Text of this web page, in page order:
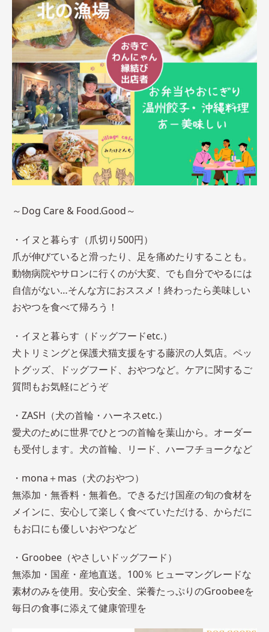
～Dog Care & Food.Good～
​・イヌと暮らす（爪切り500円）
爪が伸びていると滑ったり、足を痛めたりすることも。
動物病院やサロンに行くのが大変、でも自分でやるには
自信がない…そんな方におススメ！終わったら美味しい
おやつを食べて帰ろう！
・イヌと暮らす（ドッグフードetc.）
犬トリミングと保護犬猫支援をする藤沢の人気店。ペッ
トグッズ、ドッグフード、おやつなど。ケアに関するご
質問もお気軽にどうぞ
・ZASH（犬の首輪・ハーネスetc.）
愛犬のために世界でひとつの首輪を葉山から。オーダー
も受付します。犬の首輪、リード、ハーフチョークなど
・mona＋mas（​犬のおやつ）
無添加・無香料・無着色。できるだけ国産の旬の食材を
メインに、安心して楽しく食べていただける、からだに
もお口にも優しいおやつなど
・Groobee（やさしいドッグフード）
無添加・国産・産地直送。100％ ヒューマングレードな
素材のみを使用。安心安全、栄養たっぷりのGroobeeを
毎日の食事に添えて健康管理を